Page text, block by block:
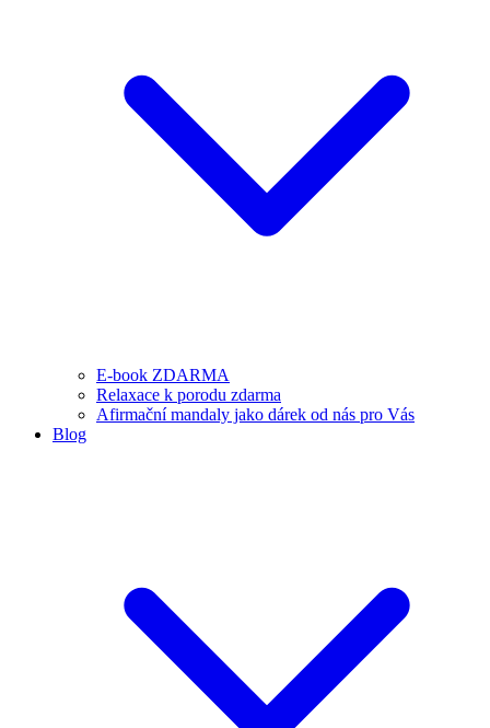
E-book ZDARMA
Relaxace k porodu zdarma
Afirmační mandaly jako dárek od nás pro Vás
Blog